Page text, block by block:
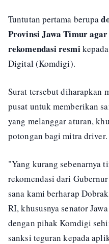
Tuntutan pertama berupa
Provinsi Jawa Timur
rekomendasi resmi
Digital (Komdigi).
Surat tersebut diharapkan
pusat untuk memberikan
yang melanggar aturan,
potongan bagi mitra driver.
"Yang kurang sebenarnya
rekomendasi dari
sana kami berharap
RI, khususnya senator
dengan pihak Komdigi
sanksi teguran kepada